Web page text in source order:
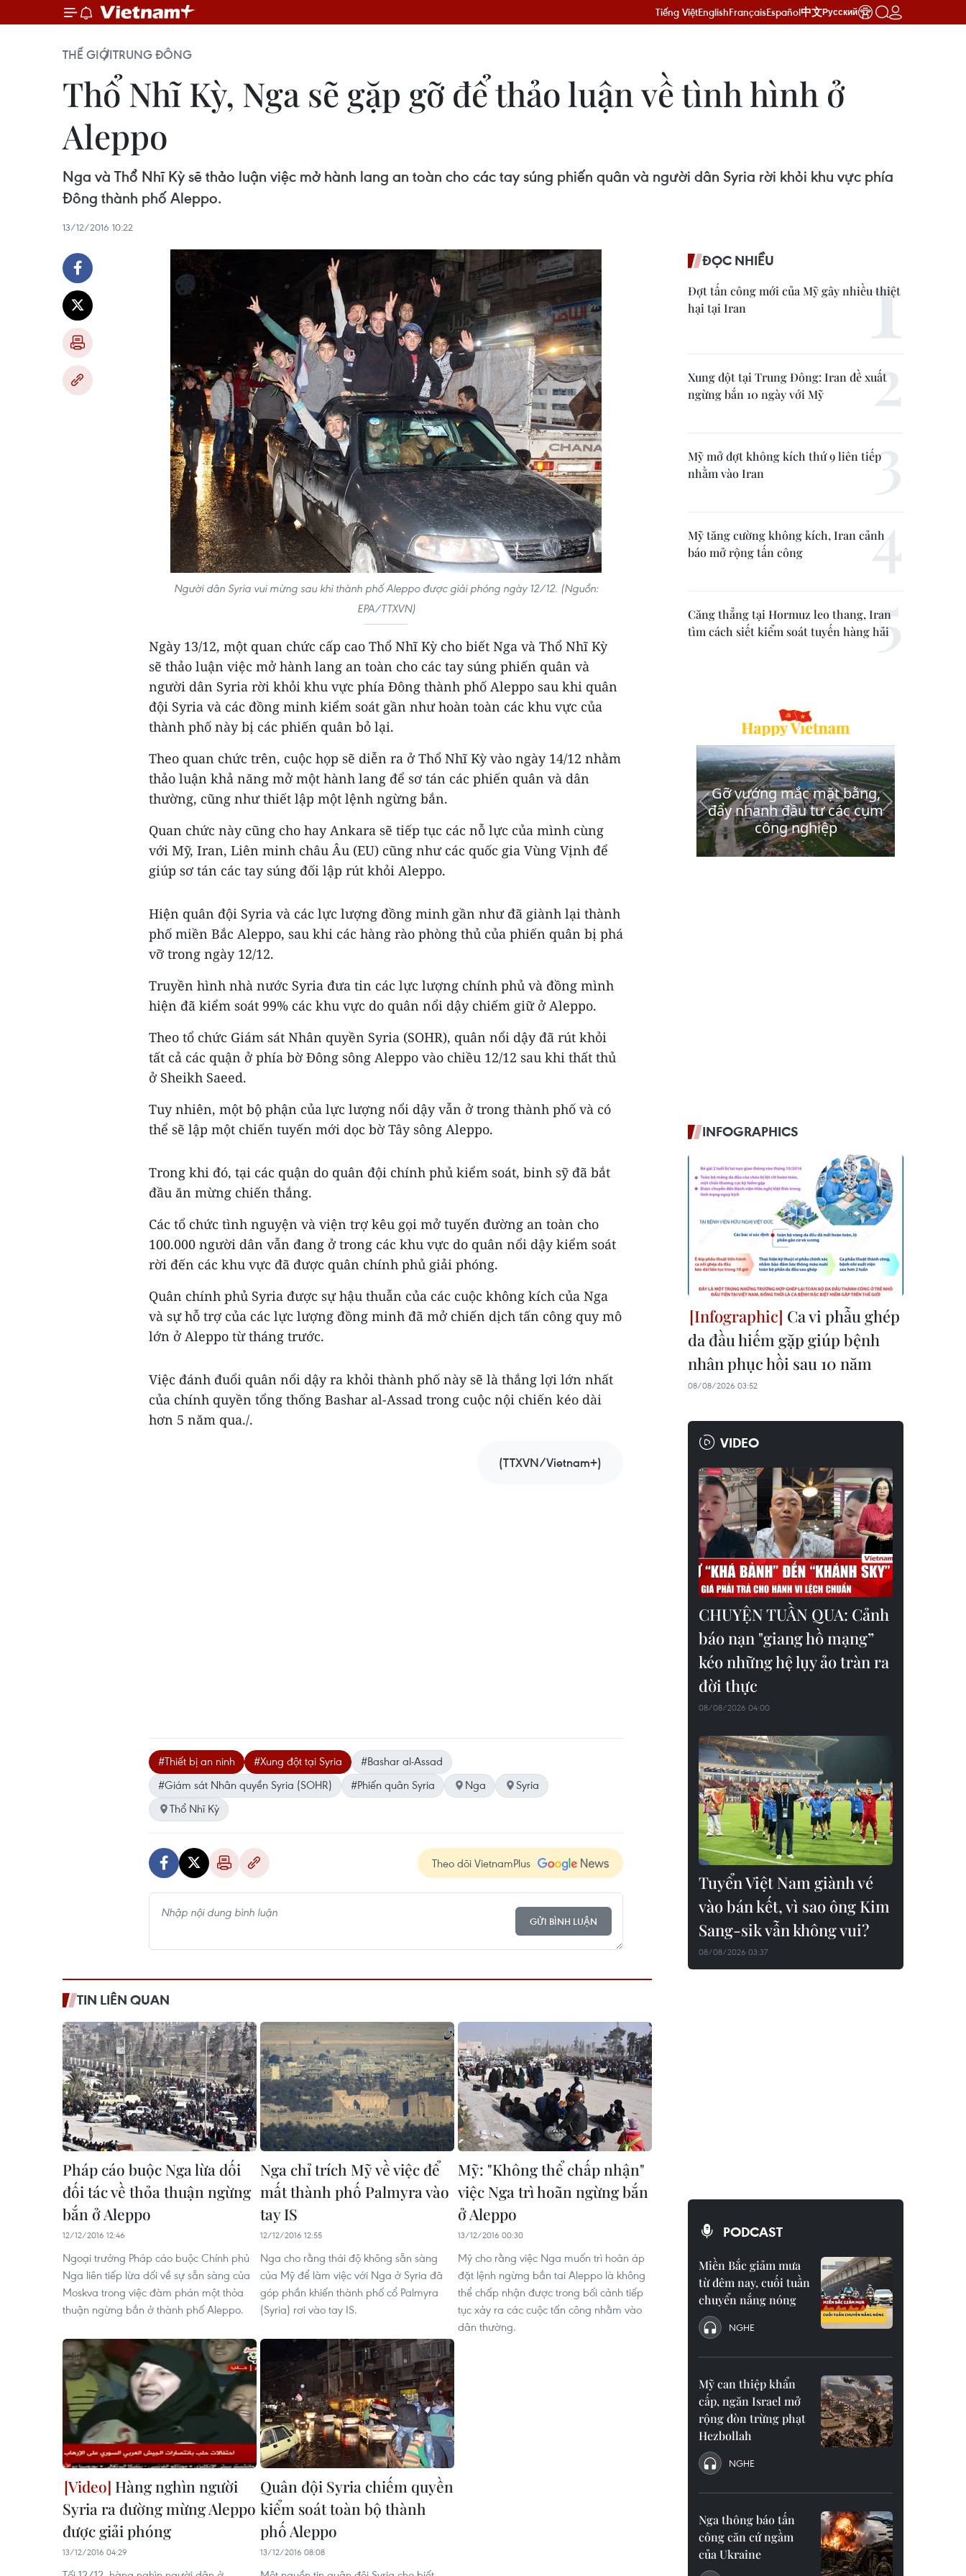
Tiếng ViệtEnglishFrançaisEspañol中文Русский
THẾ GIỚITRUNG ĐÔNG
Thổ Nhĩ Kỳ, Nga sẽ gặp gỡ để thảo luận về tình hình ở
Aleppo
Nga và Thổ Nhĩ Kỳ sẽ thảo luận việc mở hành lang an toàn cho các tay súng phiến quân và người dân Syria rời khỏi khu vực phía
Đông thành phố Aleppo​.
13/12/2016 10:22
Người dân Syria vui mừng sau khi thành phố Aleppo được giải phóng ngày 12/12. (Nguồn:
EPA/TTXVN)
Ngày 13/12, một quan chức cấp cao Thổ Nhĩ Kỳ cho biết Nga và Thổ Nhĩ Kỳ
sẽ thảo luận việc mở hành lang an toàn cho các tay súng phiến quân và
người dân Syria rời khỏi khu vực phía Đông thành phố Aleppo​ sau khi quân
đội Syria và các đồng minh kiểm soát gần như hoàn toàn các khu vực của
thành phố này bị các phiến quân bỏ lại.
Theo quan chức trên, cuộc họp sẽ diễn ra ở Thổ Nhĩ Kỳ vào ngày 14/12 nhằm
thảo luận khả năng mở một hành lang để sơ tán các phiến quân và dân
thường, cũng như thiết lập một lệnh ngừng bắn.
Quan chức này cũng cho hay Ankara sẽ tiếp tục các nỗ lực của mình cùng
với Mỹ, Iran, Liên minh châu Âu (EU) cũng như các quốc gia Vùng Vịnh để
giúp sơ tán các tay súng đối lập rút khỏi Aleppo.
Hiện quân đội Syria và các lực lượng đồng minh gần như đã giành lại thành
phố miền Bắc Aleppo, sau khi các hàng rào phòng thủ của phiến quân bị phá
vỡ trong ngày 12/12.
Truyền hình nhà nước Syria đưa tin các lực lượng chính phủ và đồng mình
hiện đã kiểm soát 99% các khu vực do quân nổi dậy chiếm giữ ở Aleppo.
Theo tổ chức Giám sát Nhân quyền Syria (SOHR), quân nổi dậy đã rút khỏi
tất cả các quận ở phía bờ Đông sông Aleppo vào chiều 12/12 sau khi thất thủ
ở Sheikh Saeed.
Tuy nhiên, một bộ phận của lực lượng nổi dậy vẫn ở trong thành phố và có
thể sẽ lập một chiến tuyến mới dọc bờ Tây sông Aleppo.
Trong khi đó, tại các quận do quân đội chính phủ kiểm soát, binh sỹ đã bắt
đầu ăn mừng chiến thắng.
Các tổ chức tình nguyện và viện trợ kêu gọi mở tuyến đường an toàn cho
100.000 người dân vẫn đang ở trong các khu vực do quân nổi dậy kiểm soát
rời đến các khu vực đã được quân chính phủ giải phóng.
Quân chính phủ Syria được sự hậu thuẫn của các cuộc không kích của Nga
và sự hỗ trợ của các lực lượng đồng minh đã mở chiến dịch tấn công quy mô
lớn ở Aleppo từ tháng trước.
Việc đánh đuổi quân nổi dậy ra khỏi thành phố này sẽ là thắng lợi lớn nhất
của chính quyền tổng thống Bashar al-Assad trong cuộc nội chiến kéo dài
hơn 5 năm qua./.
(TTXVN/Vietnam+)
#Thiết bị an ninh #Xung đột tại Syria
#Bashar al-Assad
#Giám sát Nhân quyền Syria (SOHR)
#Phiến quân Syria Nga
Syria
Thổ Nhĩ Kỳ
Theo dõi VietnamPlus
GỬI BÌNH LUẬN
TIN LIÊN QUAN
Pháp cáo buộc Nga lừa dối
đối tác về thỏa thuận ngừng
bắn ở Aleppo
12/12/2016 12:46
Ngoại trưởng Pháp cáo buộc Chính phủ
Nga liên tiếp lừa dối về sự sẵn sàng của
Moskva trong việc đàm phán một thỏa
thuận ngừng bắn ở thành phố Aleppo.
Nga chỉ trích Mỹ về việc để
mất thành phố Palmyra vào
tay IS
12/12/2016 12:55
Nga cho rằng thái độ không sẵn sàng
của Mỹ để làm việc với Nga ở Syria đã
góp phần khiến thành phố cổ Palmyra
(Syria) rơi vào tay IS.
Mỹ: "Không thể chấp nhận"
việc Nga trì hoãn ngừng bắn
ở Aleppo
13/12/2016 00:30
Mỹ cho rằng việc Nga muốn trì hoãn áp
đặt lệnh ngừng bắn tai Aleppo là không
thể chấp nhận được trong bối cảnh tiếp
tục xảy ra các cuộc tấn công nhằm vào
dân thường.
Hàng nghìn người
Syria ra đường mừng Aleppo
được giải phóng
13/12/2016 04:29
Quân đội Syria chiếm quyền
kiểm soát toàn bộ thành
phố Aleppo
13/12/2016 08:08
ĐỌC NHIỀU
Đợt tấn công mới của Mỹ gây nhiều thiệt
hại tại Iran
Xung đột tại Trung Đông: Iran đề xuất
ngừng bắn 10 ngày với Mỹ
Mỹ mở đợt không kích thứ 9 liên tiếp
nhằm vào Iran
Mỹ tăng cường không kích, Iran cảnh
báo mở rộng tấn công
Căng thẳng tại Hormuz leo thang, Iran
tìm cách siết kiểm soát tuyến hàng hải
INFOGRAPHICS
Ca vi phẫu ghép
da đầu hiếm gặp giúp bệnh
nhân phục hồi sau 10 năm
08/08/2026 03:52
VIDEO
CHUYỆN TUẦN QUA: Cảnh
báo nạn "giang hồ mạng”
kéo những hệ lụy ảo tràn ra
đời thực
08/08/2026 04:00
Tuyển Việt Nam giành vé
vào bán kết, vì sao ông Kim
Sang-sik vẫn không vui?
08/08/2026 03:37
PODCAST
Miền Bắc giảm mưa
từ đêm nay, cuối tuần
chuyển nắng nóng
NGHE
Mỹ can thiệp khẩn
cấp, ngăn Israel mở
rộng đòn trừng phạt
Hezbollah
NGHE
Nga thông báo tấn
công căn cứ ngầm
của Ukraine